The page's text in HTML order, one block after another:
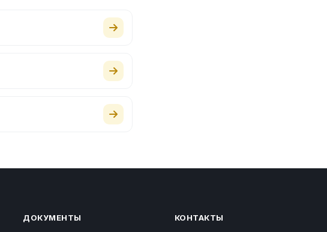
ДОКУМЕНТЫ КОНТАКТЫ